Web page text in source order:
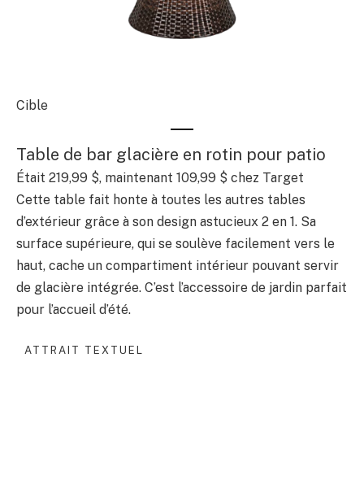
Cible
Table de bar glacière en rotin pour patio
Était 219,99 $, maintenant 109,99 $ chez Target
Cette table fait honte à toutes les autres tables
d’extérieur grâce à son design astucieux 2 en 1. Sa
surface supérieure, qui se soulève facilement vers le
haut, cache un compartiment intérieur pouvant servir
de glacière intégrée. C’est l’accessoire de jardin parfait
pour l’accueil d’été.
ATTRAIT TEXTUEL